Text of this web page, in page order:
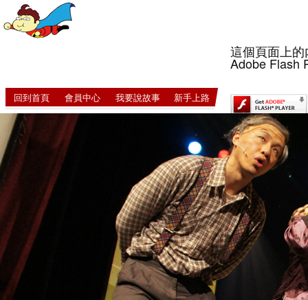
這個頁面上
Adobe Flash
回到首頁 會員中心 我要說故事 新手上路